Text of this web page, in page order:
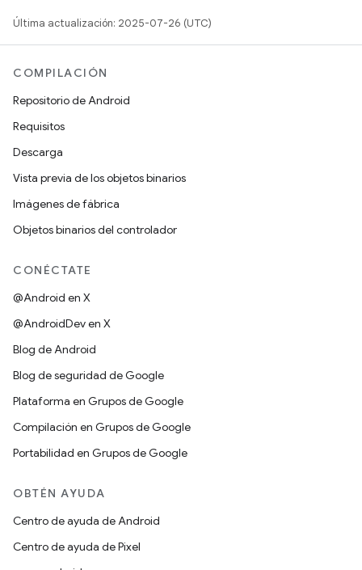
Última actualización: 2025-07-26 (UTC)
COMPILACIÓN
Repositorio de Android
Requisitos
Descarga
Vista previa de los objetos binarios
Imágenes de fábrica
Objetos binarios del controlador
CONÉCTATE
@Android en X
@AndroidDev en X
Blog de Android
Blog de seguridad de Google
Plataforma en Grupos de Google
Compilación en Grupos de Google
Portabilidad en Grupos de Google
OBTÉN AYUDA
Centro de ayuda de Android
Centro de ayuda de Pixel